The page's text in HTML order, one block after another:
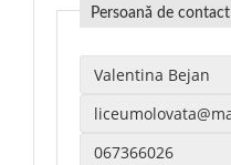
Persoană de contact